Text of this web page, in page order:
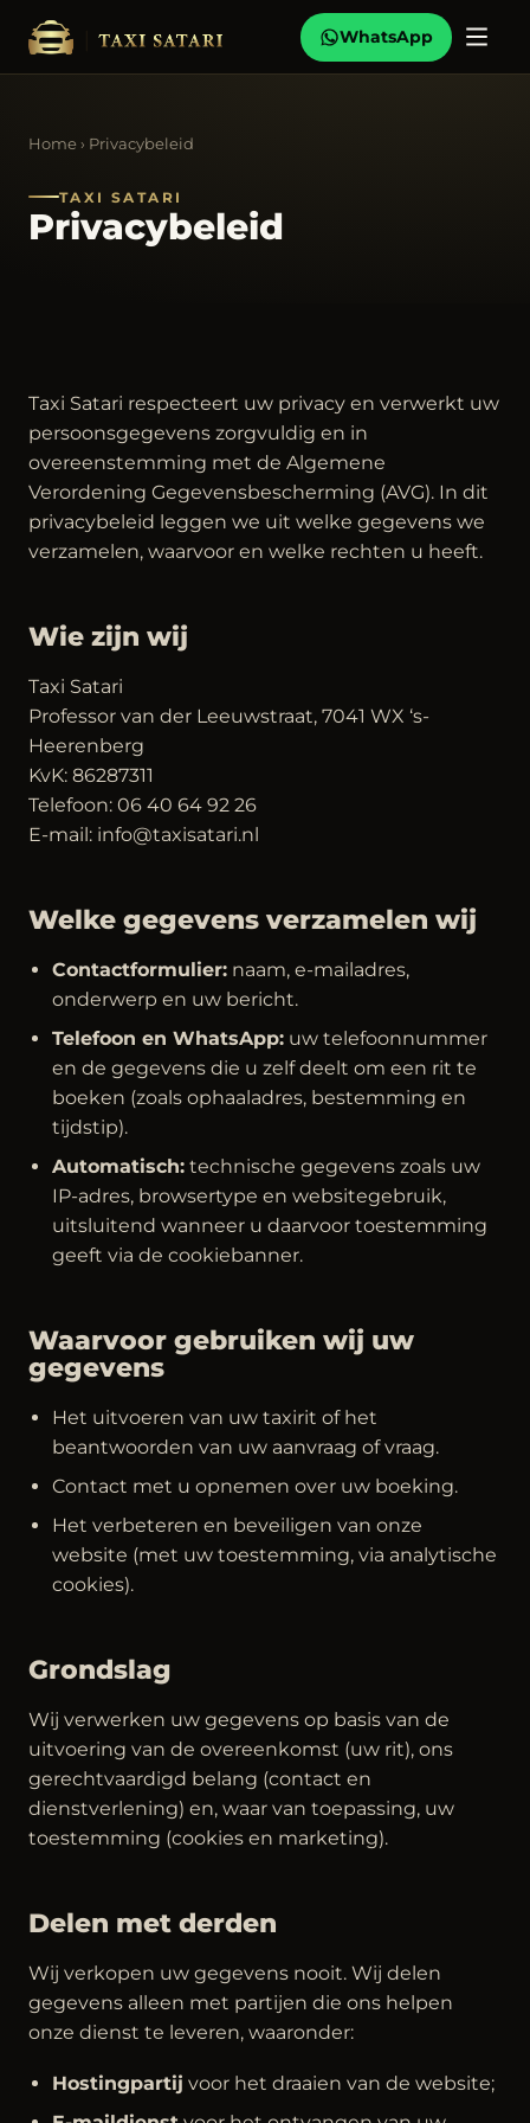
WhatsApp
Home › Privacybeleid
TAXI SATARI
Privacybeleid
Taxi Satari respecteert uw privacy en verwerkt uw
persoonsgegevens zorgvuldig en in
overeenstemming met de Algemene
Verordening Gegevensbescherming (AVG). In dit
privacybeleid leggen we uit welke gegevens we
verzamelen, waarvoor en welke rechten u heeft.
Wie zijn wij
Taxi Satari
Professor van der Leeuwstraat, 7041 WX ‘s-
Heerenberg
KvK: 86287311
Telefoon: 06 40 64 92 26
E-mail: info@taxisatari.nl
Welke gegevens verzamelen wij
Contactformulier: naam, e-mailadres,
onderwerp en uw bericht.
Telefoon en WhatsApp: uw telefoonnummer
en de gegevens die u zelf deelt om een rit te
boeken (zoals ophaaladres, bestemming en
tijdstip).
Automatisch: technische gegevens zoals uw
IP-adres, browsertype en websitegebruik,
uitsluitend wanneer u daarvoor toestemming
geeft via de cookiebanner.
Waarvoor gebruiken wij uw
gegevens
Het uitvoeren van uw taxirit of het
beantwoorden van uw aanvraag of vraag.
Contact met u opnemen over uw boeking.
Het verbeteren en beveiligen van onze
website (met uw toestemming, via analytische
cookies).
Grondslag
Wij verwerken uw gegevens op basis van de
uitvoering van de overeenkomst (uw rit), ons
gerechtvaardigd belang (contact en
dienstverlening) en, waar van toepassing, uw
toestemming (cookies en marketing).
Delen met derden
Wij verkopen uw gegevens nooit. Wij delen
gegevens alleen met partijen die ons helpen
onze dienst te leveren, waaronder:
Hostingpartij voor het draaien van de website;